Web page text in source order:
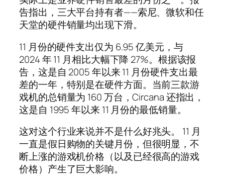
告指出，三大平台持有者——索尼、微软和任
天堂的硬件销量均出现下滑。
11 月份的硬件支出仅为 6.95 亿美元，与
2024 年 11 月相比大幅下降 27%。根据该报
告，这是自 2005 年以来 11 月份硬件支出最
差的一年，特别是在硬件方面。当前三款游
戏机的总销量为 160 万台，Circana 还指出，
这是自 1995 年以来 11 月份的最低销量。
这对这个行业来说并不是什么好兆头。 11 月
一直是假日购物的关键月份，但很明显，不
断上涨的游戏机价格（以及已经很高的游戏
价格）产生了巨大影响。